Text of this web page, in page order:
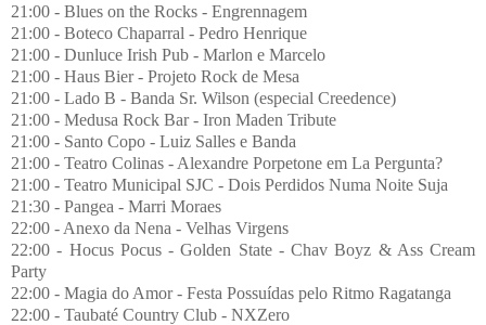
21:00 - Blues on the Rocks - Engrennagem
21:00 - Boteco Chaparral - Pedro Henrique
21:00 - Dunluce Irish Pub - Marlon e Marcelo
21:00 - Haus Bier - Projeto Rock de Mesa
21:00 - Lado B - Banda Sr. Wilson (especial Creedence)
21:00 - Medusa Rock Bar - Iron Maden Tribute
21:00 - Santo Copo - Luiz Salles e Banda
21:00 - Teatro Colinas - Alexandre Porpetone em La Pergunta?
21:00 - Teatro Municipal SJC - Dois Perdidos Numa Noite Suja
21:30 - Pangea - Marri Moraes
22:00 - Anexo da Nena - Velhas Virgens
22:00 - Hocus Pocus - Golden State - Chav Boyz & Ass Cream
Party
22:00 - Magia do Amor - Festa Possuídas pelo Ritmo Ragatanga
22:00 - Taubaté Country Club - NXZero